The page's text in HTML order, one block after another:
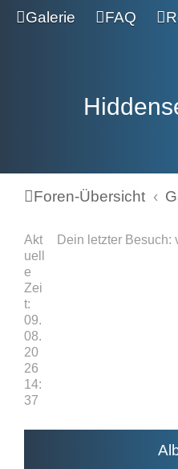
Galerie FAQ
Foren-Übersicht
Dein letzter Besuch:
Akt
uell
e
Zei
t:
09.
08.
20
26
14:
37